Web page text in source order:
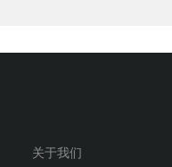
关于我们